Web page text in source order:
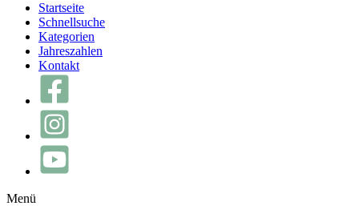
Startseite
Schnellsuche
Kategorien
Jahreszahlen
Kontakt
Menü